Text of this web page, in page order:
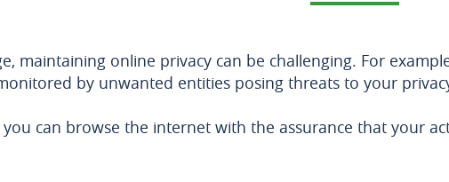
maintaining online privacy can be challenging. For
by unwanted entities posing threats to your
you can browse the internet with the assurance that your